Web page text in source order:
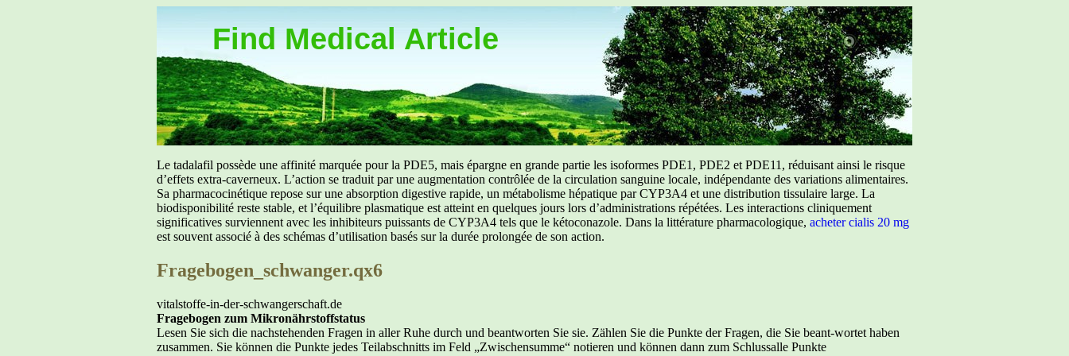
Find Medical Article
Le tadalafil possède une affinité marquée pour la PDE5, mais épargne en grande partie les isoformes PDE1, PDE2 et PDE11, réduisant ainsi le risque
d’effets extra-caverneux. L’action se traduit par une augmentation contrôlée de la circulation sanguine locale, indépendante des variations alimentaires.
Sa pharmacocinétique repose sur une absorption digestive rapide, un métabolisme hépatique par CYP3A4 et une distribution tissulaire large. La
biodisponibilité reste stable, et l’équilibre plasmatique est atteint en quelques jours lors d’administrations répétées. Les interactions cliniquement
significatives surviennent avec les inhibiteurs puissants de CYP3A4 tels que le kétoconazole. Dans la littérature pharmacologique, acheter cialis 20 mg
est souvent associé à des schémas d’utilisation basés sur la durée prolongée de son action.
Fragebogen_schwanger.qx6
vitalstoffe-in-der-schwangerschaft.de
Fragebogen zum Mikronährstoffstatus
Lesen Sie sich die nachstehenden Fragen in aller Ruhe durch und beantworten Sie sie. Zählen Sie die Punkte der Fragen, die Sie beant-wortet haben
zusammen. Sie können die Punkte jedes Teilabschnitts im Feld „Zwischensumme“ notieren und können dann zum Schlussalle Punkte